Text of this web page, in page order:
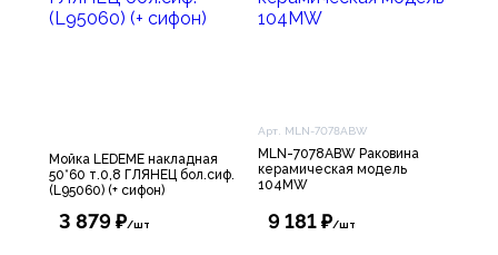
Мойка LEDEME накладная
50*60 т.0,8 ГЛЯНЕЦ бол.сиф.
(L95060) (+ сифон)
3 879 ₽/шт
Арт. MLN-7078ABW
MLN-7078ABW Раковина
керамическая модель
104MW
9 181 ₽/шт